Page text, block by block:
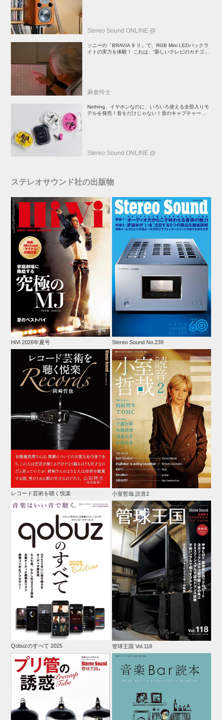
Stereo Sound ONLINE @
ソニーの「BRAVIA 9 Ⅱ」で、RGB Mini LEDバックラ
イトの実力を体験！ これは、“新しいテレビのカテゴリ
麻倉怜士
Nothing、イヤホンなのに、いろいろ使える全部入りモ
デルを発売！音をだけじゃない！音のキャプチャーや、
Stereo Sound ONLINE @
ステレオサウンド社の出版物
HiVi 2026年夏号 Stereo Sound No.239
レコード芸術を聴く悦楽 小室哲哉 読音2
Qobuzのすべて 2025 管球王国 Vol.118